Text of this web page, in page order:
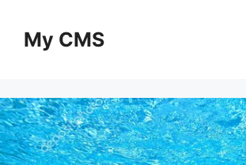
contentMy CMS